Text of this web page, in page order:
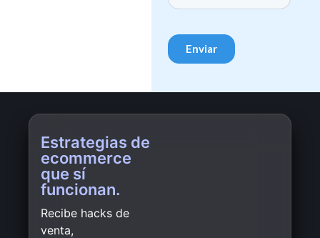
Estrategias de
ecommerce
que sí
funcionan.
Recibe hacks de
venta,